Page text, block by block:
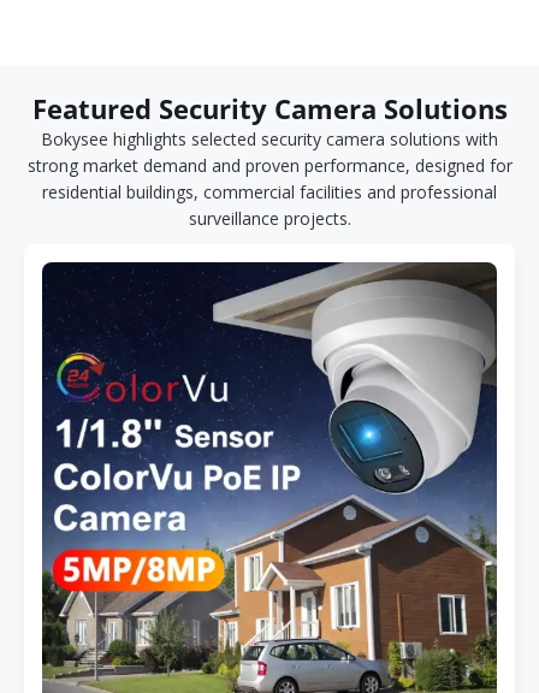
Featured Security Camera Solutions
Bokysee highlights selected security camera solutions with
strong market demand and proven performance, designed for
residential buildings, commercial facilities and professional
surveillance projects.